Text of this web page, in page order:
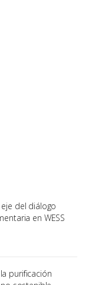
del diálogo
en WESS
purificación